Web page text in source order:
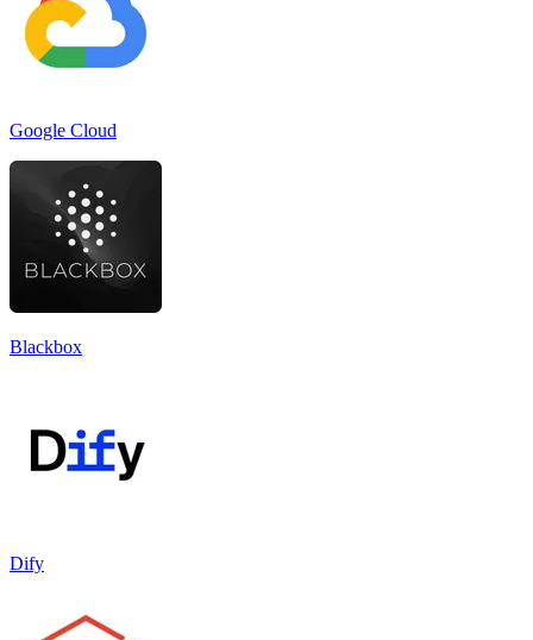
Google Cloud
Blackbox
Dify